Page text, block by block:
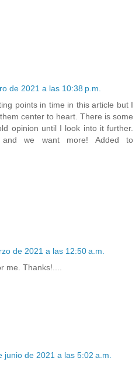
de 2021 a las 10:38 p.m.
points in time in this article but I
center to heart. There is some
opinion until I look into it further.
and we want more! Added to
de 2021 a las 12:50 a.m.
me. Thanks!....
junio de 2021 a las 5:02 a.m.